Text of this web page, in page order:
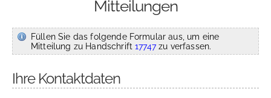
Mitteilungen
Füllen Sie das folgende Formular aus, um eine
Mitteilung zu Handschrift17747zu verfassen.
Ihre Kontaktdaten